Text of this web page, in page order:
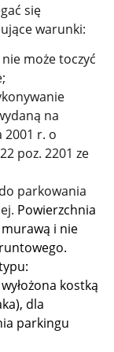
się
warunki:
może toczyć
na
2001 r. o
poz. 2201 ze
parkowania
Powierzchnia
i nie
kostką
dla
parkingu